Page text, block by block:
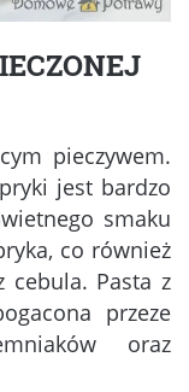
pieczywem.
jest bardzo
smaku
co również
cebula. Pasta z
przeze
oraz